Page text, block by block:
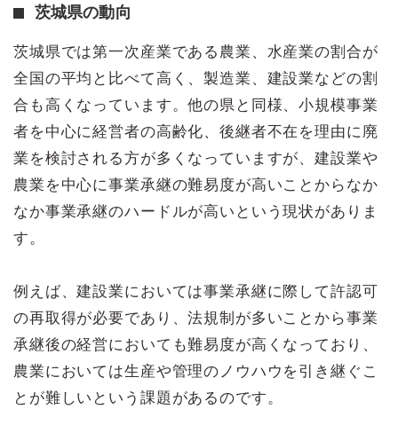
茨城県の動向
茨城県では第一次産業である農業、水産業の割合が
全国の平均と比べて高く、製造業、建設業などの割
合も高くなっています。他の県と同様、小規模事業
者を中心に経営者の高齢化、後継者不在を理由に廃
業を検討される方が多くなっていますが、建設業や
農業を中心に事業承継の難易度が高いことからなか
なか事業承継のハードルが高いという現状がありま
す。
例えば、建設業においては事業承継に際して許認可
の再取得が必要であり、法規制が多いことから事業
承継後の経営においても難易度が高くなっており、
農業においては生産や管理のノウハウを引き継ぐこ
とが難しいという課題があるのです。